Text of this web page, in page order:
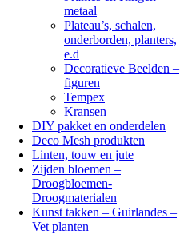
metaal
Plateau’s, schalen,
onderborden, planters,
e.d
Decoratieve Beelden –
figuren
Tempex
Kransen
DIY pakket en onderdelen
Deco Mesh produkten
Linten, touw en jute
Zijden bloemen –
Droogbloemen-
Droogmaterialen
Kunst takken – Guirlandes –
Vet planten